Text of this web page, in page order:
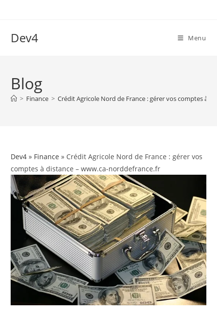
Dev4 Menu
Blog
> Finance > Crédit Agricole Nord de France : gérer vos comptes à
Dev4 » Finance » Crédit Agricole Nord de France : gérer vos
comptes à distance – www.ca-norddefrance.fr